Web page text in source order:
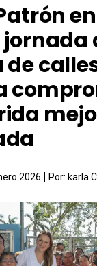
2026 Por: karla